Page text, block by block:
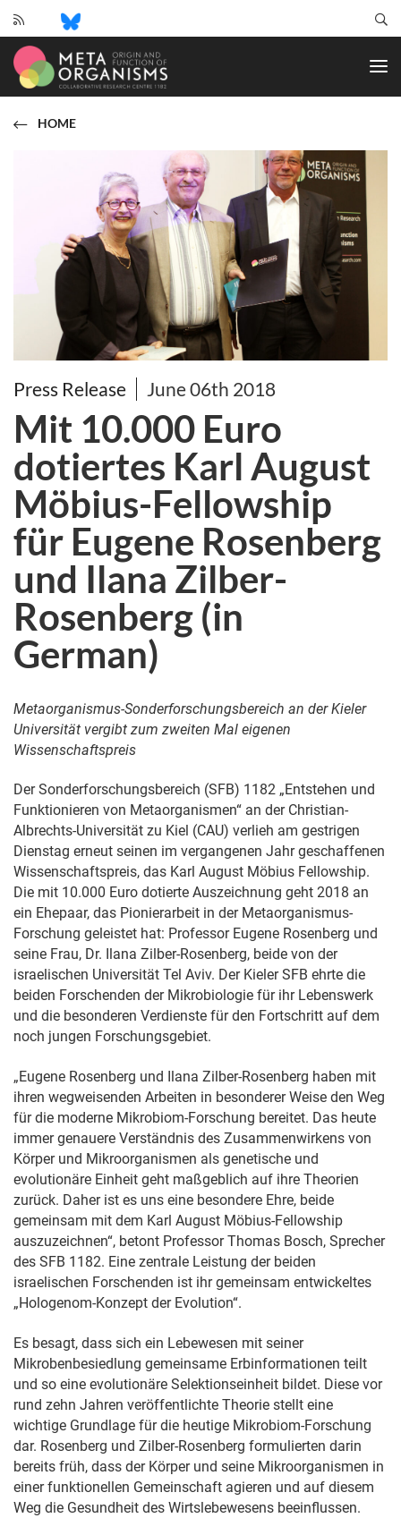
of
Metaorganisms
HOME
Press Release June 06th 2018
Mit 10.000 Euro
dotiertes Karl August
Möbius-Fellowship
für Eugene Rosenberg
und Ilana Zilber-
Rosenberg (in
German)
Metaorganismus-Sonderforschungsbereich an der Kieler
Universität vergibt zum zweiten Mal eigenen
Wissenschaftspreis
Der Sonderforschungsbereich (SFB) 1182 „Entstehen und
Funktionieren von Metaorganismen“ an der Christian-
Albrechts-Universität zu Kiel (CAU) verlieh am gestrigen
Dienstag erneut seinen im vergangenen Jahr geschaffenen
Wissenschaftspreis, das Karl August Möbius Fellowship.
Die mit 10.000 Euro dotierte Auszeichnung geht 2018 an
ein Ehepaar, das Pionierarbeit in der Metaorganismus-
Forschung geleistet hat: Professor Eugene Rosenberg und
seine Frau, Dr. Ilana Zilber-Rosenberg, beide von der
israelischen Universität Tel Aviv. Der Kieler SFB ehrte die
beiden Forschenden der Mikrobiologie für ihr Lebenswerk
und die besonderen Verdienste für den Fortschritt auf dem
noch jungen Forschungsgebiet.
„Eugene Rosenberg und Ilana Zilber-Rosenberg haben mit
ihren wegweisenden Arbeiten in besonderer Weise den Weg
für die moderne Mikrobiom-Forschung bereitet. Das heute
immer genauere Verständnis des Zusammenwirkens von
Körper und Mikroorganismen als genetische und
evolutionäre Einheit geht maßgeblich auf ihre Theorien
zurück. Daher ist es uns eine besondere Ehre, beide
gemeinsam mit dem Karl August Möbius-Fellowship
auszuzeichnen“, betont Professor Thomas Bosch, Sprecher
des SFB 1182. Eine zentrale Leistung der beiden
israelischen Forschenden ist ihr gemeinsam entwickeltes
„Hologenom-Konzept der Evolution“.
Es besagt, dass sich ein Lebewesen mit seiner
Mikrobenbesiedlung gemeinsame Erbinformationen teilt
und so eine evolutionäre Selektionseinheit bildet. Diese vor
rund zehn Jahren veröffentlichte Theorie stellt eine
wichtige Grundlage für die heutige Mikrobiom-Forschung
dar. Rosenberg und Zilber-Rosenberg formulierten darin
bereits früh, dass der Körper und seine Mikroorganismen in
einer funktionellen Gemeinschaft agieren und auf diesem
Weg die Gesundheit des Wirtslebewesens beeinflussen.